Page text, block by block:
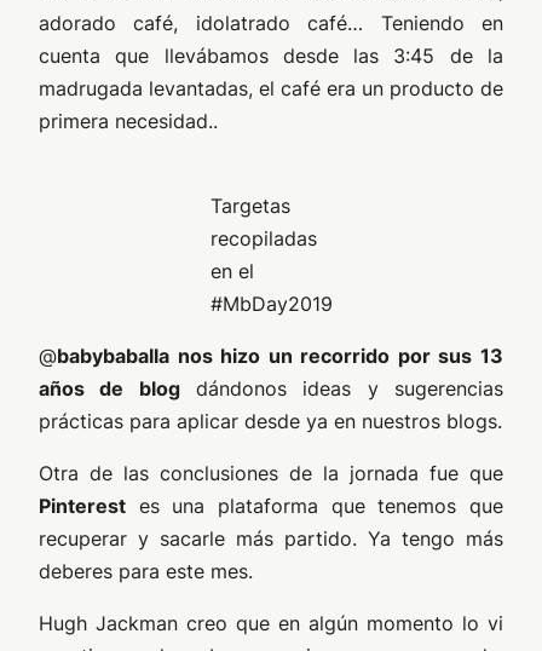
adorado café, idolatrado café… Teniendo en
cuenta que llevábamos desde las 3:45 de la
madrugada levantadas, el café era un producto de
primera necesidad..
Targetas
recopiladas
en el
#MbDay2019
@babybaballa nos hizo un recorrido por sus 13
años de blogdándonos ideas y sugerencias
prácticas para aplicar desde ya en nuestros blogs.
Otra de las conclusiones de la jornada fue que
Pinterest es una plataforma que tenemos que
recuperar y sacarle más partido. Ya tengo más
deberes para este mes.
Hugh Jackman creo que en algún momento lo vi